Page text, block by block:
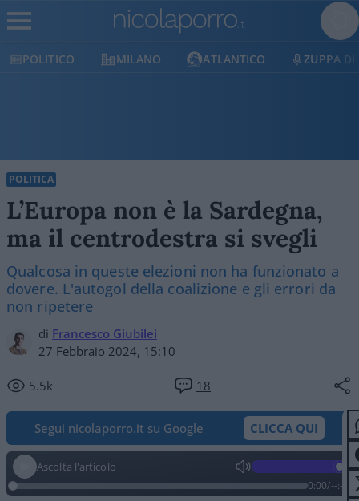
MILANO ATLANTICO ZUPPA DI PORRO
POLITICA
L’Europa non è la Sardegna,
ma il centrodestra si svegli
Qualcosa in queste elezioni non ha funzionato a
dovere. L'autogol della coalizione e gli errori da
non ripetere
di Francesco Giubilei
27 Febbraio 2024, 15:10
5.5k 18
Segui nicolaporro.it su Google CLICCA QUI
Ascolta l'articolo
0:00/--:--